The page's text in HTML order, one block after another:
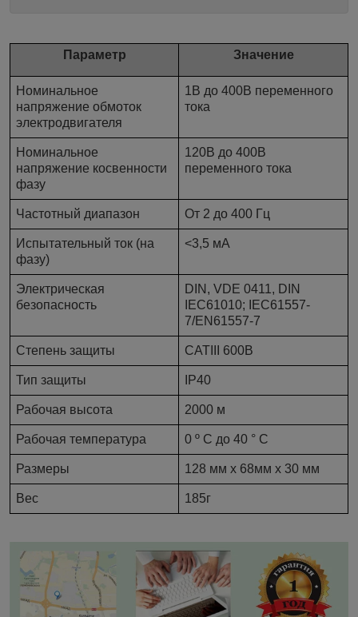
Параметр Значение
Номинальное
напряжение обмоток
электродвигателя
1В до 400В переменного
тока
Номинальное
напряжение косвенности
фазу
120В до 400В
переменного тока
Частотный диапазон От 2 до 400 Гц
Испытательный ток (на
фазу)
<3,5 мА
Электрическая
безопасность
DIN, VDE 0411, DIN
IEC61010; IEC61557-
7/EN61557-7
Степень защиты CATIII 600В
Тип защиты IP40
Рабочая высота 2000 м
Рабочая температура 0 º C до 40 ° С
Размеры 128 мм х 68мм х 30 мм
Вес 185г